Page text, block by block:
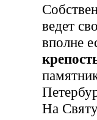
ведет
вполне
На